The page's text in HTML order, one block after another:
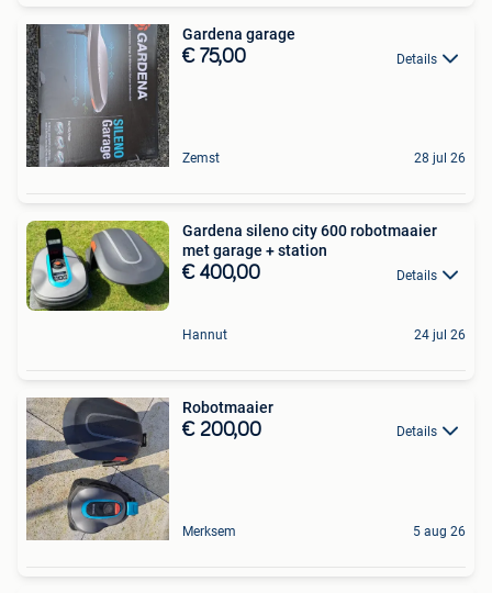
Gardena garage
€ 75,00 Details
Zemst 28 jul 26
Gardena sileno city 600 robotmaaier
met garage + station
€ 400,00 Details
Hannut 24 jul 26
Robotmaaier
€ 200,00 Details
Merksem 5 aug 26